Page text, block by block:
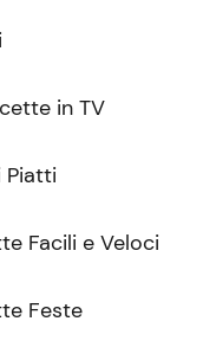
in TV
Piatti
Facili e Veloci
Feste